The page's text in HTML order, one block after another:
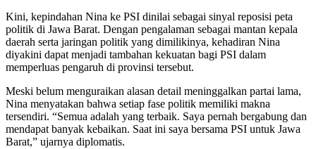
Kini, kepindahan Nina ke PSI dinilai sebagai sinyal reposisi peta
politik di Jawa Barat. Dengan pengalaman sebagai mantan kepala
daerah serta jaringan politik yang dimilikinya, kehadiran Nina
diyakini dapat menjadi tambahan kekuatan bagi PSI dalam
memperluas pengaruh di provinsi tersebut.
Meski belum menguraikan alasan detail meninggalkan partai lama,
Nina menyatakan bahwa setiap fase politik memiliki makna
tersendiri. “Semua adalah yang terbaik. Saya pernah bergabung dan
mendapat banyak kebaikan. Saat ini saya bersama PSI untuk Jawa
Barat,” ujarnya diplomatis.